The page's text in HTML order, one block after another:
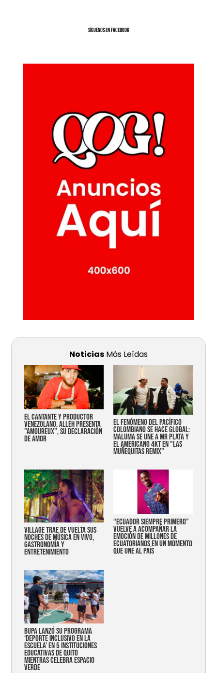
SíGUENOS EN FACEBOOK
Noticias Más Leídas
EL CANTANTE Y PRODUCTOR
VENEZOLANO, ALLEH PRESENTA
"AMOUREUX", SU DECLARACIÓN
DE AMOR
EL FENÓMENO DEL PACÍFICO
COLOMBIANO SE HACE GLOBAL:
MALUMA SE UNE A MR PLATA Y
EL AMERICANO 4KT EN "LAS
MUÑEQUITAS REMIX"
Village trae de vuelta sus
noches de música en vivo,
gastronomía y
entretenimiento
“Ecuador siempre primero”
vuelve a acompañar la
emoción de millones de
ecuatorianos en un momento
que une al país
Bupa lanzó su programa
‘Deporte Inclusivo en la
Escuela’ en 5 instituciones
educativas de Quito
mientras celebra espacio
verde